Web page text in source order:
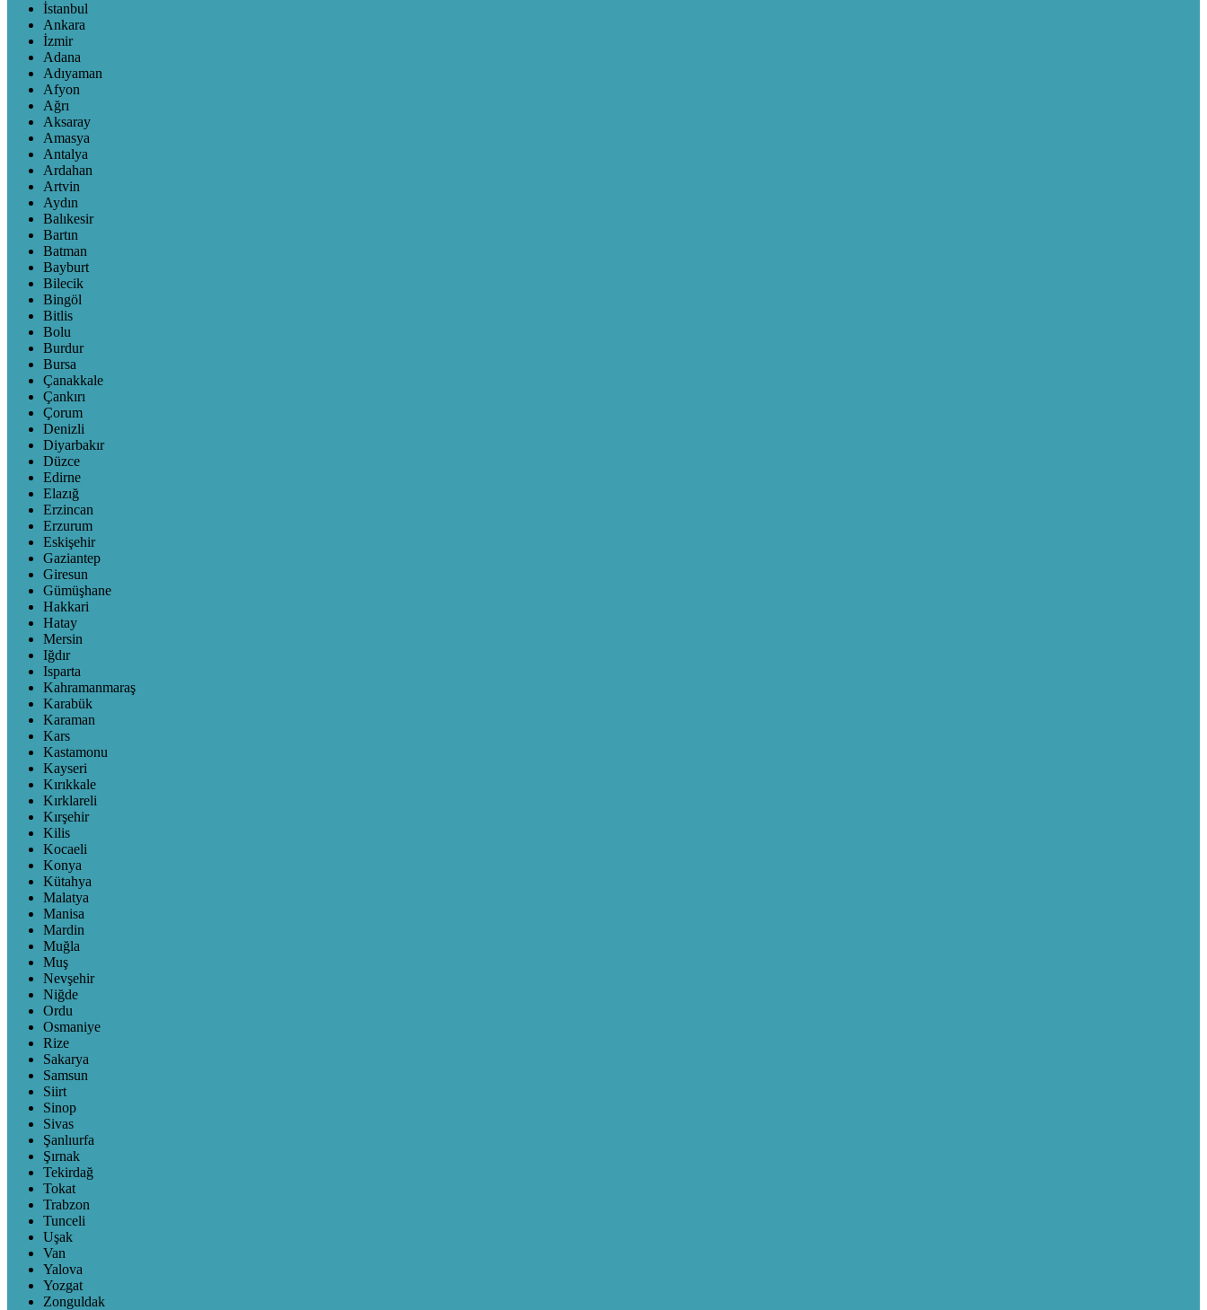
İstanbul
Ankara
İzmir
Adana
Adıyaman
Afyon
Ağrı
Aksaray
Amasya
Antalya
Ardahan
Artvin
Aydın
Balıkesir
Bartın
Batman
Bayburt
Bilecik
Bingöl
Bitlis
Bolu
Burdur
Bursa
Çanakkale
Çankırı
Çorum
Denizli
Diyarbakır
Düzce
Edirne
Elazığ
Erzincan
Erzurum
Eskişehir
Gaziantep
Giresun
Gümüşhane
Hakkari
Hatay
Mersin
Iğdır
Isparta
Kahramanmaraş
Karabük
Karaman
Kars
Kastamonu
Kayseri
Kırıkkale
Kırklareli
Kırşehir
Kilis
Kocaeli
Konya
Kütahya
Malatya
Manisa
Mardin
Muğla
Muş
Nevşehir
Niğde
Ordu
Osmaniye
Rize
Sakarya
Samsun
Siirt
Sinop
Sivas
Şanlıurfa
Şırnak
Tekirdağ
Tokat
Trabzon
Tunceli
Uşak
Van
Yalova
Yozgat
Zonguldak